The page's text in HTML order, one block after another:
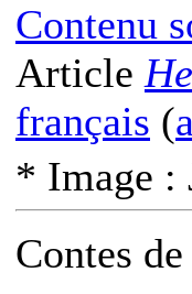
Contenu
Article
français (
* Image :
Contes de